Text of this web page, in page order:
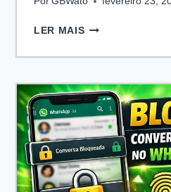
LER MAISNOVOS
DO
EM
2026
PARA
ANDROID
E
IOS